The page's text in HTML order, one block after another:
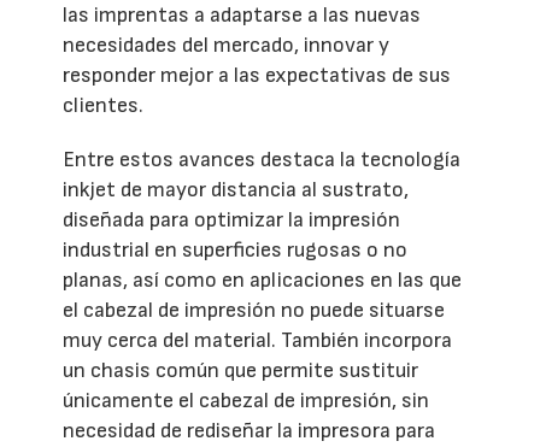
las imprentas a adaptarse a las nuevas
necesidades del mercado, innovar y
responder mejor a las expectativas de sus
clientes.
Entre estos avances destaca la tecnología
inkjet de mayor distancia al sustrato,
diseñada para optimizar la impresión
industrial en superficies rugosas o no
planas, así como en aplicaciones en las que
el cabezal de impresión no puede situarse
muy cerca del material. También incorpora
un chasis común que permite sustituir
únicamente el cabezal de impresión, sin
necesidad de rediseñar la impresora para